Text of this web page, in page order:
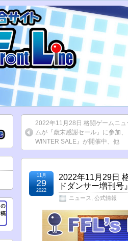
2022年11月28日 格闘ゲームニ
ムが『歳末感謝セール』に参加
WINTER SALE』が開催中、他
2022年11月29日
ドダンサー増刊
ニュース 公式情報
11月
29
2022